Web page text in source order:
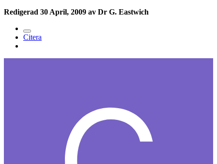
Redigerad 30 April, 2009 av Dr G. Eastwich
Citera